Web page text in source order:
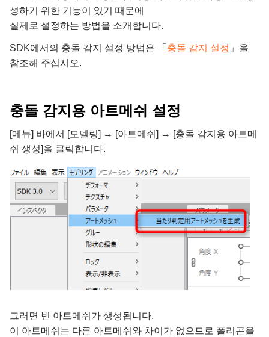
성하기 위한 기능이 있기 때문에
실제로 설정하는 방법을 소개합니다.
SDK에서의 충돌 감지 설정 방법은 「 충돌 감지 설정 」을
참조해 주십시오.
충돌 감지용 아트메쉬 설정
[메뉴] 바에서 [모델링] → [아트메쉬] → [충돌 감지용 아트메
쉬 생성]을 클릭합니다.
그러면 빈 아트메쉬가 생성됩니다.
이 아트메쉬는 다른 아트메쉬와 차이가 없으므로 폴리곤을